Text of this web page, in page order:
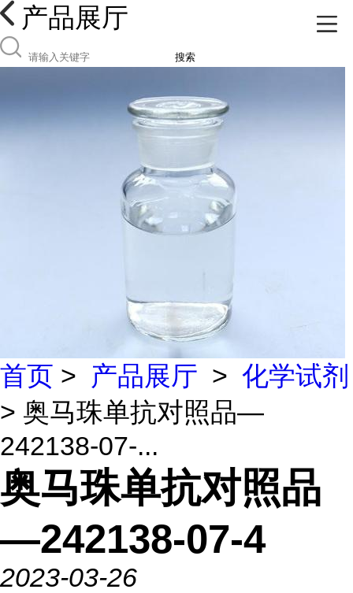
产品展厅
搜索
首页 > 产品展厅 > 化学试剂
> 奥马珠单抗对照品—
242138-07-...
奥马珠单抗对照品
—242138-07-4
2023-03-26